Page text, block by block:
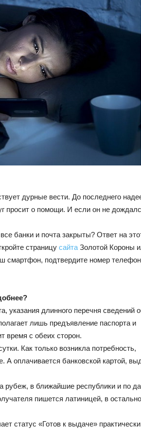
дурные вести. До последнего
просит о помощи. И если он не
банки и почта закрыты? Ответ на
страницу сайта Золотой Короны
смартфон, подтвердите номер
указания длинного перечня сведений
лишь предъявление паспорта и
время с обеих сторон.
Как только возникла потребность,
оплачивается банковской картой,
рубеж, в ближайшие республики и по
пишется латиницей, в
статус «Готов к выдаче»